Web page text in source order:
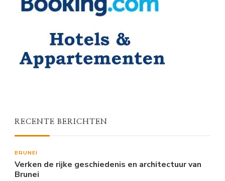
RECENTE BERICHTEN
BRUNEI
Verken de rijke geschiedenis en architectuur van
Brunei